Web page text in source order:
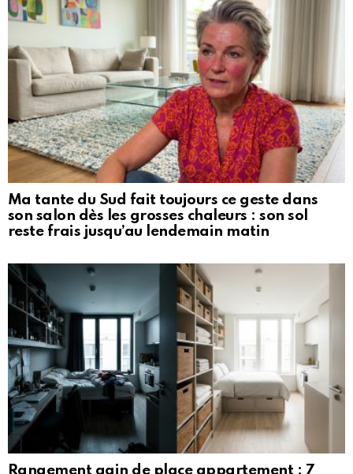
Ma tante du Sud fait toujours ce geste dans
son salon dès les grosses chaleurs : son sol
reste frais jusqu’au lendemain matin
Rangement gain de place appartement : 7